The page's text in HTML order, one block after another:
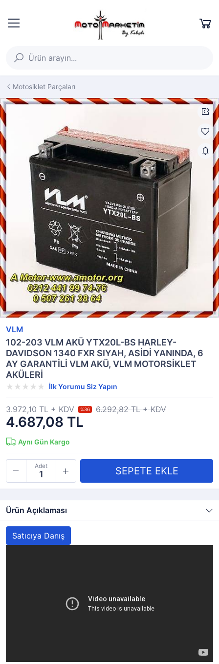
Motosiklet Parçaları
VLM
102-203 VLM AKÜ YTX20L-BS HARLEY-
DAVIDSON 1340 FXR SIYAH, ASİDİ YANINDA, 6
AY GARANTİLİ VLM AKÜ, VLM MOTORSİKLET
AKÜLERİ
İlk Yorumu Siz Yapın
4.687,08 TL
3.972,10 TL + KDV %36 6.292,82 TL + KDV
Aynı Gün Kargo
Adet
Ürün Açıklaması
Satıcıya Danış